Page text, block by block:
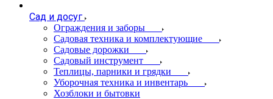
Сад и досуг
Ограждения и заборы
Садовая техника и комплектующие
Садовые дорожки
Садовый инструмент
Теплицы, парники и грядки
Уборочная техника и инвентарь
Хозблоки и бытовки